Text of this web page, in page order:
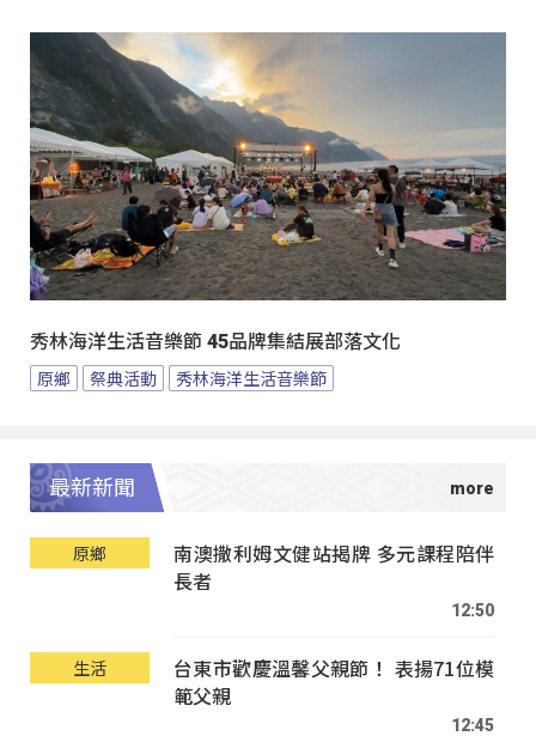
秀林海洋生活音樂節 45品牌集結展部落文化
原鄉 祭典活動 秀林海洋生活音樂節
最新新聞
原鄉
南澳撒利姆文健站揭牌 多元課程陪伴
長者
12:50
生活
台東市歡慶溫馨父親節！ 表揚71位模
範父親
12:45